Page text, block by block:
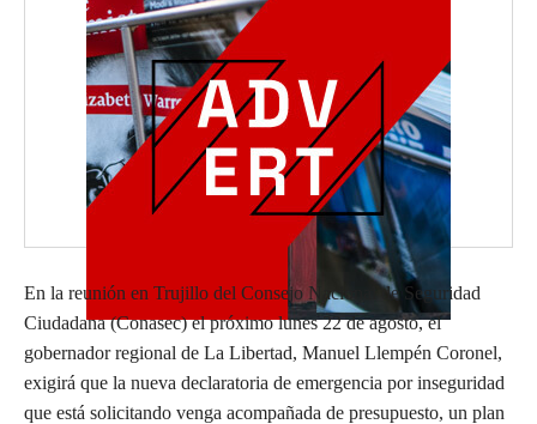
En la reunión en Trujillo del Consejo Nacional de Seguridad
Ciudadana (Conasec) el próximo lunes 22 de agosto, el
gobernador regional de La Libertad, Manuel Llempén Coronel,
exigirá que la nueva declaratoria de emergencia por inseguridad
que está solicitando venga acompañada de presupuesto, un plan